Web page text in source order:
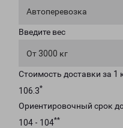
Автоперевозка
Введите вес
От 3000 кг
Стоимость доставки за
106.3*
Ориентировочный срок
104 - 104**